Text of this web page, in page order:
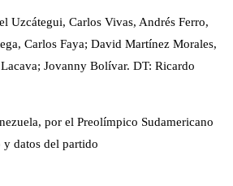
Uzcátegui, Carlos Vivas, Andrés Ferro,
Carlos Faya; David Martínez Morales,
Jovanny Bolívar. DT: Ricardo
por el Preolímpico Sudamericano
datos del partido